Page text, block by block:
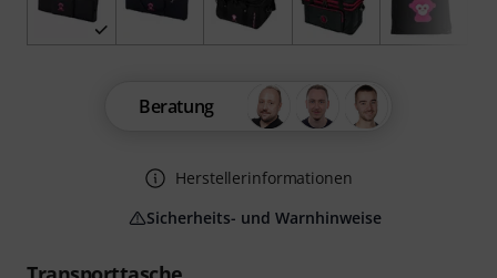
Beratung
Herstellerinformationen
Sicherheits- und Warnhinweise